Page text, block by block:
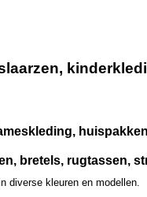
bretels, rugtassen,
diverse kleuren en modellen.